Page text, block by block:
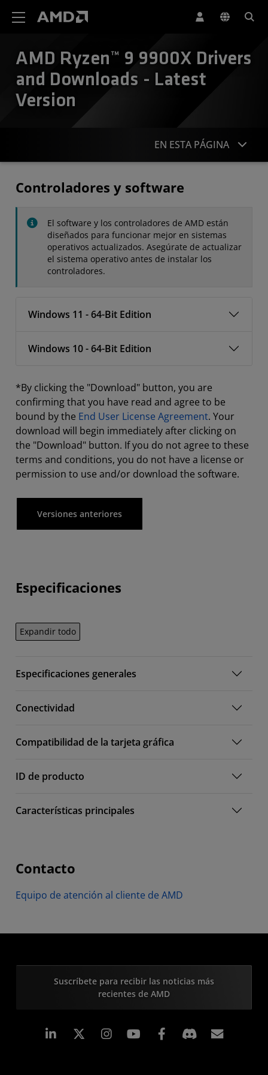
AMD Ryzen™ 9 9900X Drivers
and Downloads - Latest
Version
EN ESTA PÁGINA
Contacto
Controladores y software
El software y los controladores de AMD están
diseñados para funcionar mejor en sistemas
operativos actualizados. Asegúrate de actualizar
el sistema operativo antes de instalar los
controladores.
Windows 11 - 64-Bit Edition
Windows 10 - 64-Bit Edition
*By clicking the "Download" button, you are
confirming that you have read and agree to be
bound by the End User License Agreement. Your
download will begin immediately after clicking on
the "Download" button. If you do not agree to these
terms and conditions, you do not have a license or
permission to use and/or download the software.
Versiones anteriores
Especificaciones
Expandir todo
Especificaciones generales
Conectividad
Compatibilidad de la tarjeta gráfica
ID de producto
Características principales
Contacto
Equipo de atención al cliente de AMD
Suscríbete para recibir las noticias más
recientes de AMD
LinkedIn Instagram Facebook